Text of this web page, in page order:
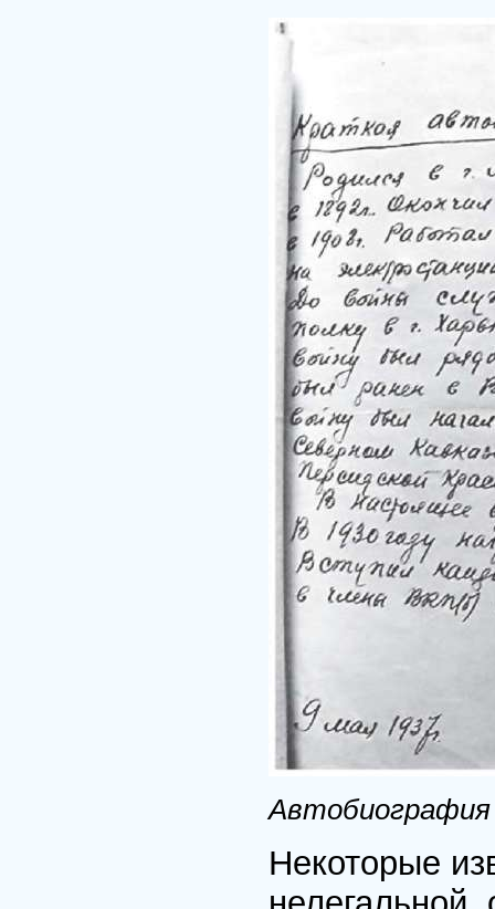
Автобиография
Некоторые